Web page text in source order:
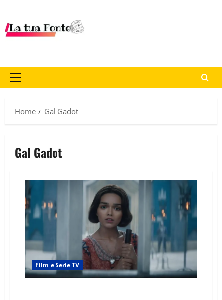
Home Gal Gadot
Gal Gadot
Film e Serie TV